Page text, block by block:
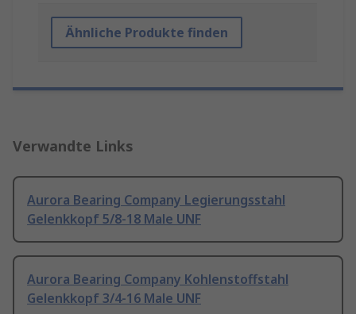
Ähnliche Produkte finden
Verwandte Links
Aurora Bearing Company Legierungsstahl
Gelenkkopf 5/8-18 Male UNF
Aurora Bearing Company Kohlenstoffstahl
Gelenkkopf 3/4-16 Male UNF